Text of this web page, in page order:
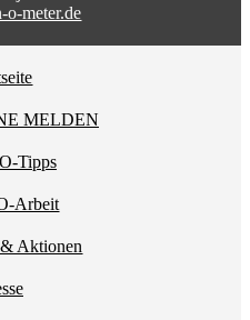
meter.de
MELDEN
Tipps
Arbeit
Aktionen